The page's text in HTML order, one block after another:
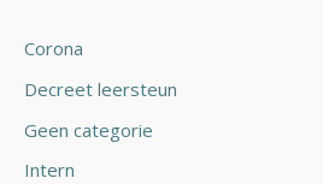
Corona
Decreet leersteun
Geen categorie
Intern